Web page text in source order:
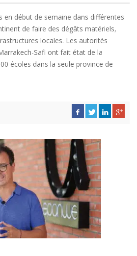
en début de semaine dans différentes
de faire des dégâts matériels,
locales. Les autorités
Safi ont fait état de la
écoles dans la seule province de